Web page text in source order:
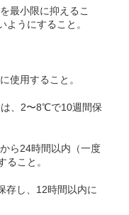
最小限に抑えるこ
ようにすること。
使用すること。
、2〜8℃で10週間保
ら24時間以内（一度
こと。
存し、12時間以内に